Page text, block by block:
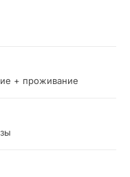
+ проживание